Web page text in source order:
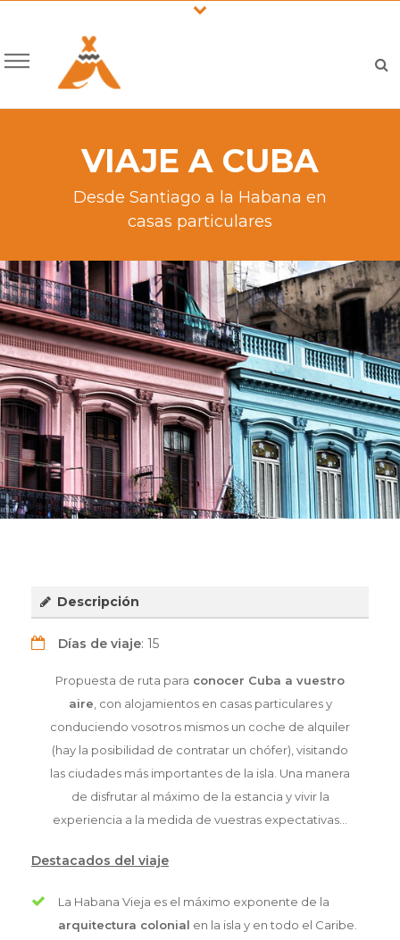
VIAJE A CUBA
Desde Santiago a la Habana en
casas particulares
Descripción
Días de viaje: 15
Propuesta de ruta para conocer Cuba a vuestro
aire , con alojamientos en casas particulares y
conduciendo vosotros mismos un coche de alquiler
(hay la posibilidad de contratar un chófer), visitando
las ciudades más importantes de la isla. Una manera
de disfrutar al máximo de la estancia y vivir la
experiencia a la medida de vuestras expectativas…
Destacados del viaje
La Habana Vieja es el máximo exponente de la
arquitectura colonial en la isla y en todo el Caribe.